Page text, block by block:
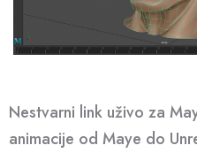
Nestvarni link uživo za
animacije od Maye do